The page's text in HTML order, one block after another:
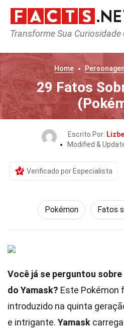
Transforme Sua Curiosidade
Home
29 Fatos
Escrito Por:
Modified &
Verificado por Especialista
Pokémon Fatos
Você já se perguntou
do Yamask? Este Pokémon
introduzido na quinta
e intrigante. Yamask